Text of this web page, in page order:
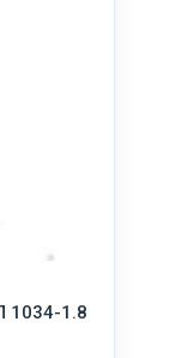
1034-1.8